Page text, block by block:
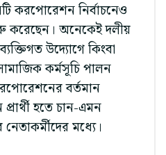
করপোরেশন নির্বাচনেও
শুরু করেছেন। অনেকেই দলীয়
উদ্যোগে কিংবা
কর্মসূচি পালন
বর্তমান
হতে চান-এমন
মধ্যে।